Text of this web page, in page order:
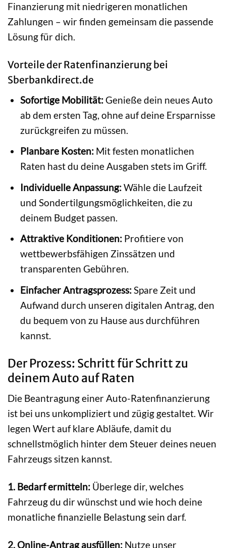
Finanzierung mit niedrigeren monatlichen
Zahlungen – wir finden gemeinsam die passende
Lösung für dich.
Vorteile der Ratenfinanzierung bei
Sberbankdirect.de
Sofortige Mobilität:Genieße dein neues Auto
ab dem ersten Tag, ohne auf deine Ersparnisse
zurückgreifen zu müssen.
Planbare Kosten:Mit festen monatlichen
Raten hast du deine Ausgaben stets im Griff.
Individuelle Anpassung:Wähle die Laufzeit
und Sondertilgungsmöglichkeiten, die zu
deinem Budget passen.
Attraktive Konditionen:Profitiere von
wettbewerbsfähigen Zinssätzen und
transparenten Gebühren.
Einfacher Antragsprozess:Spare Zeit und
Aufwand durch unseren digitalen Antrag, den
du bequem von zu Hause aus durchführen
kannst.
Der Prozess: Schritt für Schritt zu
deinem Auto auf Raten
Die Beantragung einer Auto-Ratenfinanzierung
ist bei uns unkompliziert und zügig gestaltet. Wir
legen Wert auf klare Abläufe, damit du
schnellstmöglich hinter dem Steuer deines neuen
Fahrzeugs sitzen kannst.
1. Bedarf ermitteln: Überlege dir, welches
Fahrzeug du dir wünschst und wie hoch deine
monatliche finanzielle Belastung sein darf.
2. Online-Antrag ausfüllen: Nutze unser